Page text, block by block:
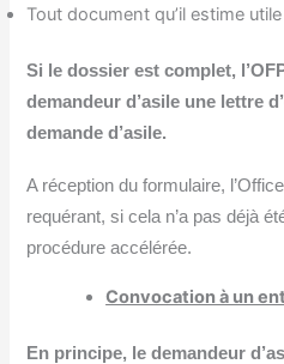
Tout document qu’il estime
Si le dossier est complet,
demandeur d’asile une lettre
demande d’asile.
A réception du formulaire,
requérant, si cela n’a pas déjà
procédure accélérée.
Convocation à un
En principe, le demandeur